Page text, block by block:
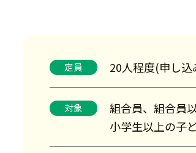
定員 20人程度(申し
対象
組合員、組合員
小学生以上の子